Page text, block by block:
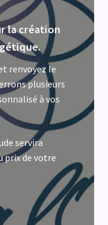
la création
renvoyez le
plusieurs
à vos
servira
prix de votre